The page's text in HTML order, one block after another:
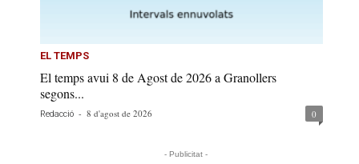
EL TEMPS
El temps avui 8 de Agost de 2026 a Granollers
segons...
Redacció - 8 d'agost de 2026 0
- Publicitat -